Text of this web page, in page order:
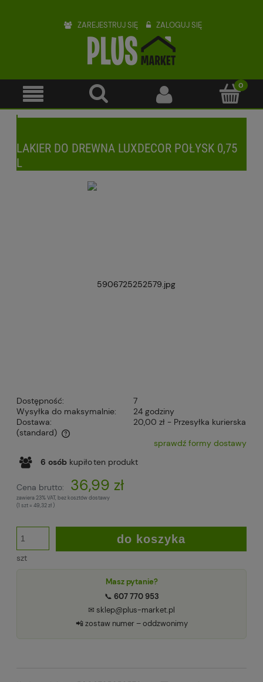
ZAREJESTRUJ SIĘ ZALOGUJ SIĘ
LAKIER DO DREWNA LUXDECOR POŁYSK 0,75
L
Dostępność:
7
Wysyłka do maksymalnie:
24 godziny
Dostawa:
20,00 zł - Przesyłka kurierska
(standard)
Cena nie zawiera ewentualnych kosztów płatnościsprawdź formy dostawy
6 osób kupiłoten produkt
Cena brutto: 36,99 zł
zawiera 23% VAT, bez kosztów dostawy
(1 szt= 49,32 zł )
szt
do koszyka
Masz pytanie?
📞 607 770 953
✉ sklep@plus-market.pl
📲 zostaw numer – oddzwonimy